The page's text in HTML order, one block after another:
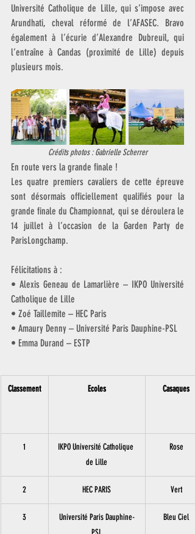
Université Catholique de Lille, qui s’impose avec
Arundhati, cheval réformé de l’AFASEC. Bravo
également à l’écurie d’Alexandre Dubreuil, qui
l’entraîne à Candas (proximité de Lille) depuis
plusieurs mois.
Crédits photos : Gabrielle Scherrer
En route vers la grande finale !
Les quatre premiers cavaliers de cette épreuve
sont désormais officiellement qualifiés pour la
grande finale du Championnat, qui se déroulera le
14 juillet à l’occasion de la Garden Party de
ParisLongchamp.
Félicitations à :
• Alexis Geneau de Lamarlière – IKPO Université
Catholique de Lille
• Zoé Taillemite – HEC Paris
• Amaury Denny – Université Paris Dauphine-PSL
• Emma Durand – ESTP
Classement Ecoles Casaques
1
IKPO Université Catholique
de Lille
Rose
2 HEC PARIS Vert
3
Université Paris Dauphine-
Bleu Ciel